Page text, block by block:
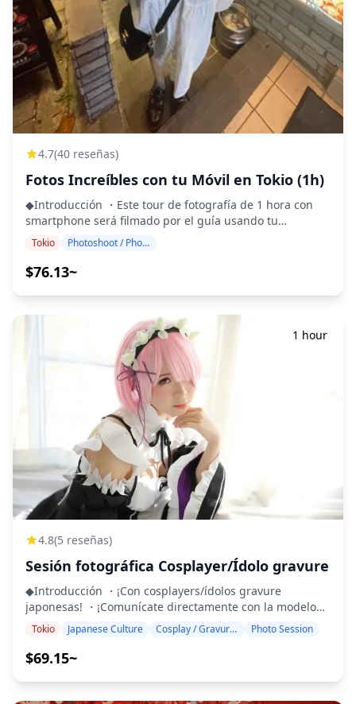
(https://assets.hldycdn.com/experiences/
![]
(https://assets.hldycdn.com/experiences/
![]
(https://assets.hldycdn.com/experiences/
![]
(https://assets.hldycdn.com/experiences/
![]
(https://assets.hldycdn.com/experiences/
(https://assets.hldycdn.com/experiences/
![]
(https://assets.hldycdn.com/experiences/
![]
(https://assets.hldycdn.com/experiences/
(https://assets.hldycdn.com/experiences/
**Qué está incluido** ・Sesión de fotos de 1 hora ・
Corrección de color de hasta 10 fotos a solicitud Tenga
en cuenta: La edición no incluye retoques ni alteraciones
de la forma del cuerpo, rasgos faciales, fondos ni
eliminación de objetos. **Qué no está incluido** ・
Tarifas de entrada o reservas de entradas para
instalaciones de pago (Las tarifas de entrada del
fotógrafo, si corresponde, deben ser cubiertas por el
para el cliente ・Si el cliente desea fotografiar en
múltiples ubicaciones, los costos de transporte del
fotógrafo al desplazarse entre ubicaciones dentro del
tiempo reservado serán asumidos por el cliente. ・
Pueden aplicarse tarifas adicionales si el lugar de la
informará con anticipación si esto aplica.) ・Cualquier
otro gasto personal **Notas importantes antes/después
de la reserva** ・Después de confirmar su reserva, se le
invitará a un chat grupal de LINE con su fotógrafo
asignado para garantizar una comunicación fluida
durante la sesión. Asegúrese de tener la aplicación LINE
algún problema al usar LINE.) ・Si desea tomar fotos en
4.7(40 reseñas)
Fotos Increíbles con tu Móvil en Tokio (1h)
◆Introducción ・Este tour de fotografía de 1 hora con
smartphone será filmado por el guía usando tu
smartphone o cámara digital. 💙 ◆Recomendado para:
tomadas por un amigo ・Aquellos que desean que las
publicar fotos en las redes sociales de inmediato
◆Tiempo de sesión de fotos: 1 hora. ¡Elige el horario que
se ajuste a tu itinerario de viaje! ◆Guía: Inglés, chino,
coreano, etc. ¡Haznos saber tu idioma preferido y te
asignaremos un guía que lo hable! (Si tu horario no
coincide, intentaremos organizar otra opción de idioma).
◆Ubicación: ¡En cualquier lugar de Tokio! ¡Haznos saber
tu ubicación preferida al hacer la reserva para que
coincida con tus planes de viaje! ◆Información
importante: Si deseas tomar fotos en varios lugares,
deberás utilizar el transporte público. Serás responsable
de los costos de transporte, incluidos los honorarios del
guía, así como las tarifas de entrada a cualquier lugar.
◆Entrega de fotos ・Las fotos se tomarán con el
smartphone/cámara digital del viajero el día de la
sesión. ・No se realizarán retoques ni ediciones
naturales explorando Japón! ![]
(https://assets.hldycdn.com/experiences/
![]
(https://assets.hldycdn.com/experiences/
![]
(https://assets.hldycdn.com/experiences/
![]
(https://assets.hldycdn.com/experiences/
Tokio Photoshoot / Photo tour
$76.13~
1 hour
4.8(5 reseñas)
Sesión fotográfica Cosplayer/Ídolo gravure
◆Introducción ・¡Con cosplayers/ídolos gravure
japonesas! ・¡Comunícate directamente con la modelo
para capturar las fotos que deseas! ・¡Sesiones
exclusivas con modelos disponibles solo para ti! ・
¡Principiantes son bienvenidos! ¡No hay necesidad de
fotografía! ・¡Un intérprete te acompañará, así que no
Tokio Japanese Culture Cosplay / Gravure / Portrait Photo Session
$69.15~